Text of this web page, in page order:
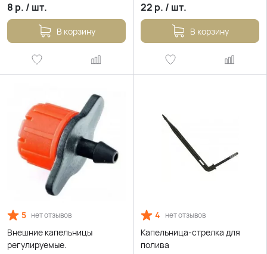
8 р. / шт.
В корзину
22 р. / шт.
В корзину
5 нет отзывов
Внешние капельницы
регулируемые.
4 нет отзывов
Капельница-стрелка для
полива